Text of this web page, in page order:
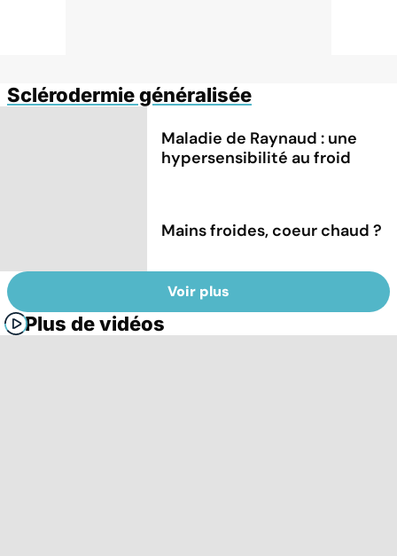
Sclérodermie généralisée
Maladie de Raynaud : une
hypersensibilité au froid
Mains froides, coeur chaud ?
Voir plus
Plus de vidéos